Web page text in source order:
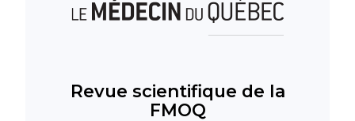
Revue scientifique de la
FMOQ